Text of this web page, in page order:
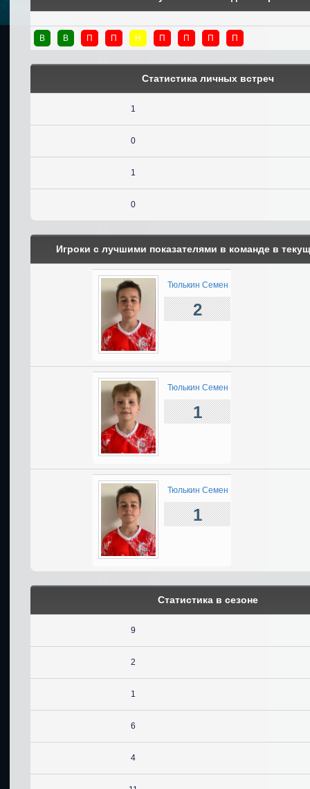
В В П П Н П П П П
Статистика личных встреч
1
0
1
0
Игроки с лучшими показателями в команде в
Тюлькин Семен
2
Тюлькин Семен
1
Тюлькин Семен
1
Статистика в сезоне
9
2
1
6
4